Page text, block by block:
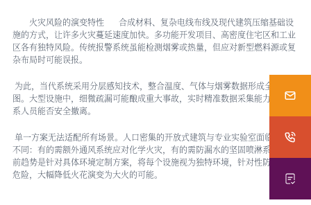
火灾风险的演变特性 合成材料、复杂电线布线及现代建筑压缩基础设
施的方式，让许多火灾蔓延速度加快。多功能开发项目、高密度住宅区和工业
区各有独特风险。传统报警系统虽能检测烟雾或热量，但应对新型燃料源或复
杂布局时可能误报。
为此，当代系统采用分层感知技术，整合温度、气体与烟雾数据形成全局视
图。大型设施中，细微疏漏可能酿成重大事故，实时精准数据采集能力直接关
系人员能否安全撤离。
单一方案无法适配所有场景。人口密集的开放式建筑与专业实验室面临的挑战
不同：有的需额外通风系统应对化学火灾，有的需防漏水的坚固喷淋系统。当
前趋势是针对具体环境定制方案，将每个设施视为独特环境，针对性防范潜在
危险，大幅降低火花演变为大火的可能。